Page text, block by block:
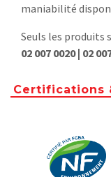
maniabilité
Seuls les produits
02 007 0020 | 02
Certifications